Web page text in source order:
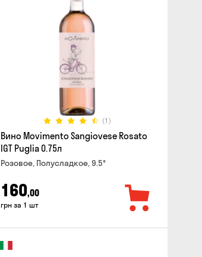
(1)
Вино Movimento Sangiovese Rosato
IGT Puglia 0.75л
Розовое, Полусладкое, 9.5°
160,00
грн за 1 шт